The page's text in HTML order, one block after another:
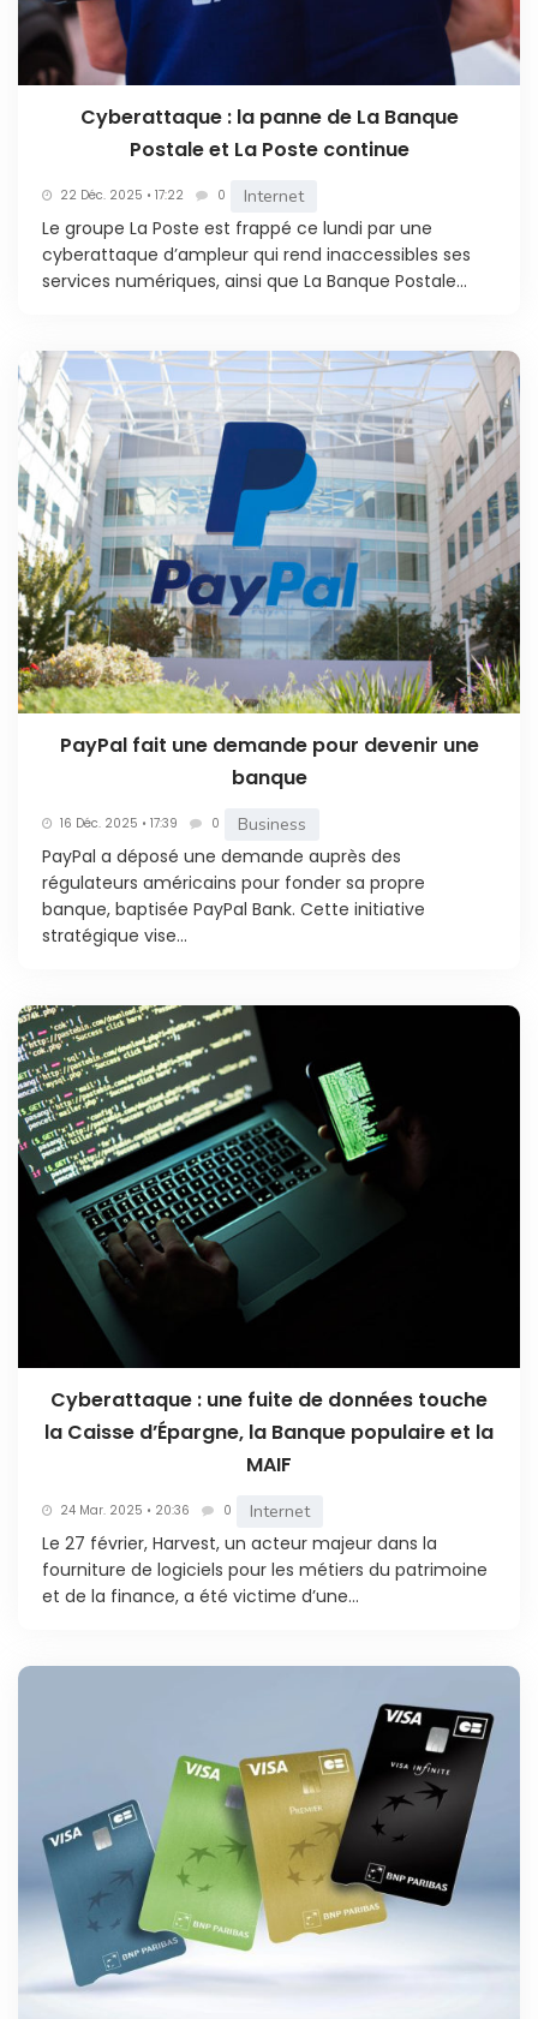
Cyberattaque : la panne de La Banque
Postale et La Poste continue
22 Déc. 2025 • 17:22 0 Internet
Le groupe La Poste est frappé ce lundi par une
cyberattaque d’ampleur qui rend inaccessibles ses
services numériques, ainsi que La Banque Postale...
PayPal fait une demande pour devenir une
banque
16 Déc. 2025 • 17:39 0 Business
PayPal a déposé une demande auprès des
régulateurs américains pour fonder sa propre
banque, baptisée PayPal Bank. Cette initiative
stratégique vise...
Cyberattaque : une fuite de données touche
la Caisse d’Épargne, la Banque populaire et la
MAIF
24 Mar. 2025 • 20:36 0 Internet
Le 27 février, Harvest, un acteur majeur dans la
fourniture de logiciels pour les métiers du patrimoine
et de la finance, a été victime d’une...